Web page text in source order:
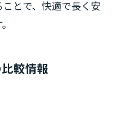
とで、快適で長く安
較情報